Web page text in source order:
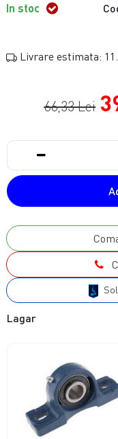
In stoc
Livrare estimata:
66,33 Lei
Lagar